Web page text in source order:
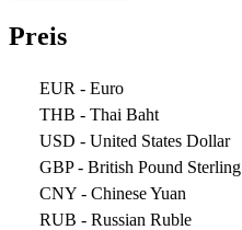
Preis
EUR - Euro
THB - Thai Baht
USD - United States Dollar
GBP- British Pound Sterling
CNY - Chinese Yuan
RUB - Russian Ruble